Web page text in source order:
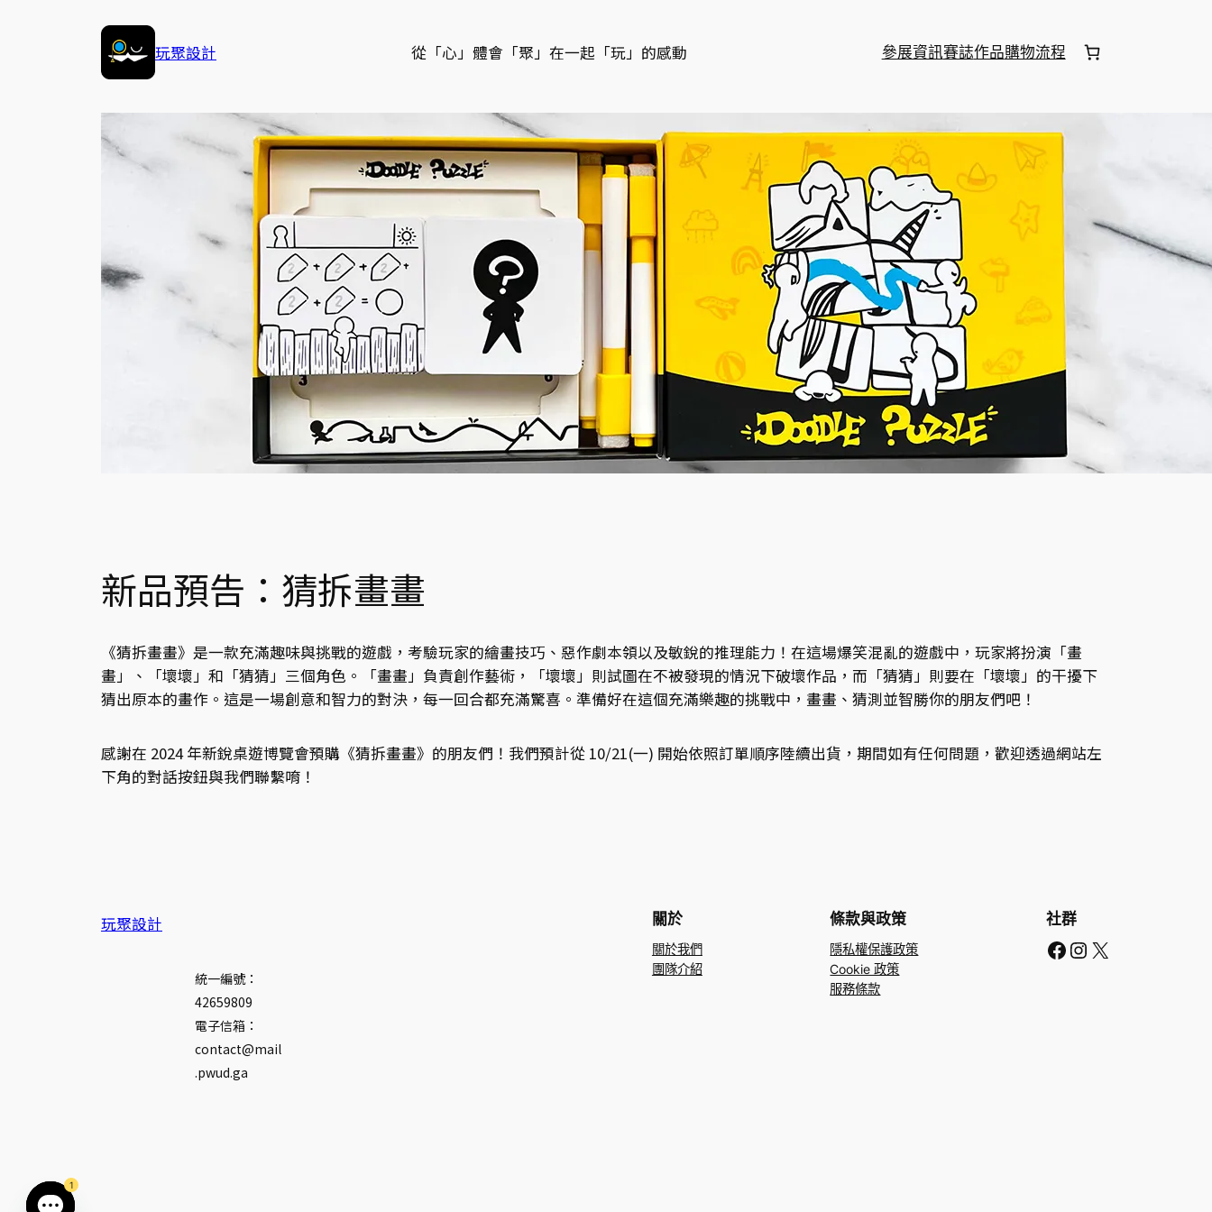
玩聚設計 從「心」體會「聚」在一起「玩」的感動 參展資訊賽誌作品購物流程
新品預告：猜拆畫畫
《猜拆畫畫》是一款充滿趣味與挑戰的遊戲，考驗玩家的繪畫技巧、惡作劇本領以及敏銳的推理能力！在這場爆笑混亂的遊戲中，玩家將扮演「畫
畫」、「壞壞」和「猜猜」三個角色。「畫畫」負責創作藝術，「壞壞」則試圖在不被發現的情況下破壞作品，而「猜猜」則要在「壞壞」的干擾下
猜出原本的畫作。這是一場創意和智力的對決，每一回合都充滿驚喜。準備好在這個充滿樂趣的挑戰中，畫畫、猜測並智勝你的朋友們吧！
感謝在 2024 年新銳桌遊博覽會預購《猜拆畫畫》的朋友們！我們預計從 10/21(一) 開始依照訂單順序陸續出貨，期間如有任何問題，歡迎透過網站左
下角的對話按鈕與我們聯繫唷！
玩聚設計
統一編號：
42659809
電子信箱：
contact@mail
.pwud.ga
關於
關於我們
團隊介紹
條款與政策
隱私權保護政策
Cookie 政策
服務條款
社群
Facebook Instagram X
1